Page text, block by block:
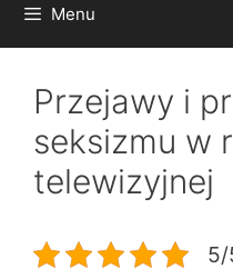
Menu
Przejawy i
seksizmu w
telewizyjnej
5/